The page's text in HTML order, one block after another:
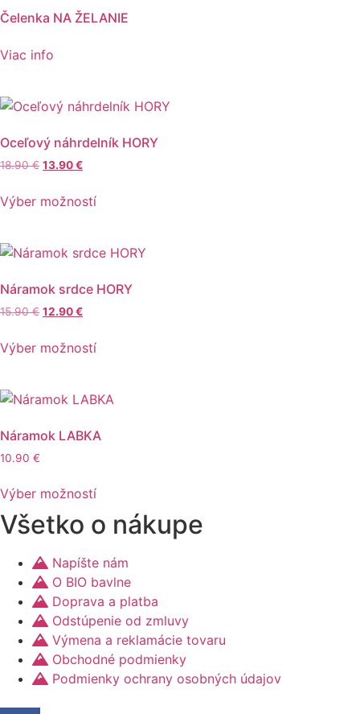
Čelenka NA ŽELANIE
Viac info
Oceľový náhrdelník HORY
18.90€ Pôvodná
bola:
13.90€Aktuálna
je:
Výber možností
viacero
Možnosti
vybrať
produktu.
Náramok srdce HORY
15.90€ Pôvodná
bola:
12.90€Aktuálna
je:
Výber možností
viacero
Možnosti
vybrať
stránke
Náramok LABKA
10.90 €
Výber možností
má
viacero
variantov.
Možnosti
si
môžete
vybrať
na
stránke
Všetko o nákupe
Napíšte nám
O BIO bavlne
Doprava a platba
Odstúpenie od zmluvy
Výmena a reklamácie tovaru
Obchodné podmienky
Podmienky ochrany osobných údajov